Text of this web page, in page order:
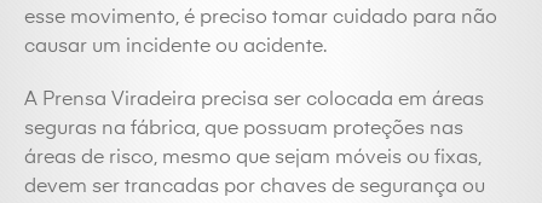
esse movimento, é preciso tomar cuidado para não
causar um incidente ou acidente.
A Prensa Viradeira precisa ser colocada em áreas
seguras na fábrica, que possuam proteções nas
áreas de risco, mesmo que sejam móveis ou fixas,
devem ser trancadas por chaves de segurança ou